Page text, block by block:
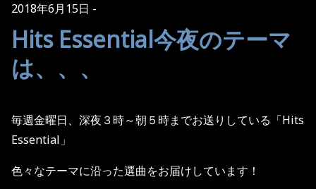
2018年6月15日
Hits Essential今夜のテーマ
は、、、
毎週金曜日、深夜３時～朝５時までお送りしている「Hits
Essential 」
色々なテーマに沿った選曲をお届けしています！